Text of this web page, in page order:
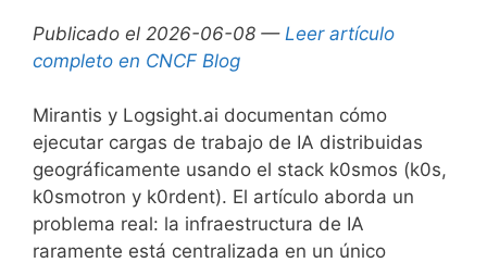
Publicado el 2026-06-08 — Leer artículo
completo en CNCF Blog
Mirantis y Logsight.ai documentan cómo
ejecutar cargas de trabajo de IA distribuidas
geográficamente usando el stack k0smos (k0s,
k0smotron y k0rdent). El artículo aborda un
problema real: la infraestructura de IA
raramente está centralizada en un único